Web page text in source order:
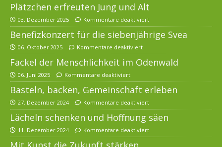
Plätzchen erfreuten Jung und Alt
03. Dezember 2025 Kommentare deaktiviert
Benefizkonzert für die siebenjährige Svea
06. Oktober 2025 Kommentare deaktiviert
Fackel der Menschlichkeit im Odenwald
06. Juni 2025 Kommentare deaktiviert
Basteln, backen, Gemeinschaft erleben
27. Dezember 2024 Kommentare deaktiviert
Lächeln schenken und Hoffnung säen
11. Dezember 2024 Kommentare deaktiviert